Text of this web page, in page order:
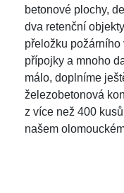
betonové plochy,
dva retenční
přeložku
přípojky a mnoho
málo, doplníme
železobetonová
z více než 400
našem